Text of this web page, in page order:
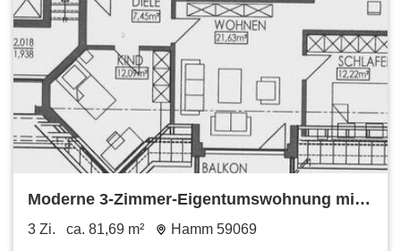
Moderne 3-Zimmer-Eigentumswohnung mit
Balkon, Aufzug & Tiefgarage
3 Zi. ca. 81,69 m² Hamm 59069